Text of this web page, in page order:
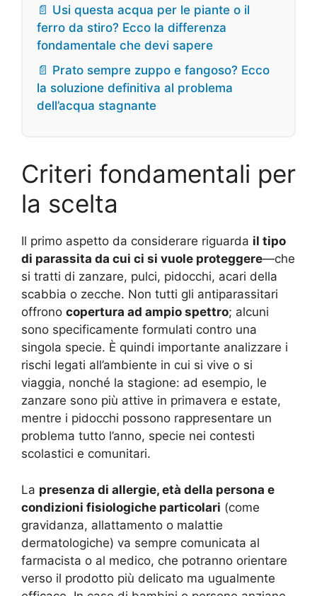
📄 Usi questa acqua per le piante o il
ferro da stiro? Ecco la differenza
fondamentale che devi sapere
📄 Prato sempre zuppo e fangoso? Ecco
la soluzione definitiva al problema
dell’acqua stagnante
Criteri fondamentali per
la scelta
Il primo aspetto da considerare riguarda il tipo
di parassita da cui ci si vuole proteggere—che
si tratti di zanzare, pulci, pidocchi, acari della
scabbia o zecche. Non tutti gli antiparassitari
offrono copertura ad ampio spettro; alcuni
sono specificamente formulati contro una
singola specie. È quindi importante analizzare i
rischi legati all’ambiente in cui si vive o si
viaggia, nonché la stagione: ad esempio, le
zanzare sono più attive in primavera e estate,
mentre i pidocchi possono rappresentare un
problema tutto l’anno, specie nei contesti
scolastici e comunitari.
La presenza di allergie, età della persona e
condizioni fisiologiche particolari (come
gravidanza, allattamento o malattie
dermatologiche) va sempre comunicata al
farmacista o al medico, che potranno orientare
verso il prodotto più delicato ma ugualmente